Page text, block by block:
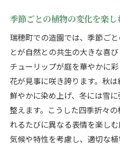
季節ごとの植物の変化を楽し
瑞穂町での造園では、季節ご
とが自然との共生の大きな喜
チューリップが庭を華やかに
花が見事に咲き誇ります。秋
鮮やかに染め上げ、冬には雪
整えます。こうした四季折々
れるたびに異なる表情を楽し
気候や特性を考慮し、適切な